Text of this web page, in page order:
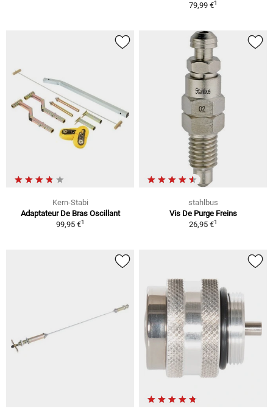
79,99 €1
Kern-Stabi
Adaptateur De Bras Oscillant
99,95 €1
stahlbus
Vis De Purge Freins
26,95 €1